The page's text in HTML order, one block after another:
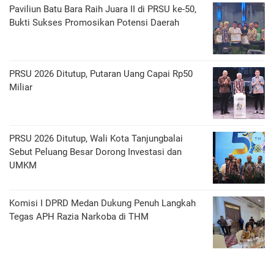
Paviliun Batu Bara Raih Juara II di PRSU ke-50,
Bukti Sukses Promosikan Potensi Daerah
PRSU 2026 Ditutup, Putaran Uang Capai Rp50
Miliar
PRSU 2026 Ditutup, Wali Kota Tanjungbalai
Sebut Peluang Besar Dorong Investasi dan
UMKM
Komisi I DPRD Medan Dukung Penuh Langkah
Tegas APH Razia Narkoba di THM